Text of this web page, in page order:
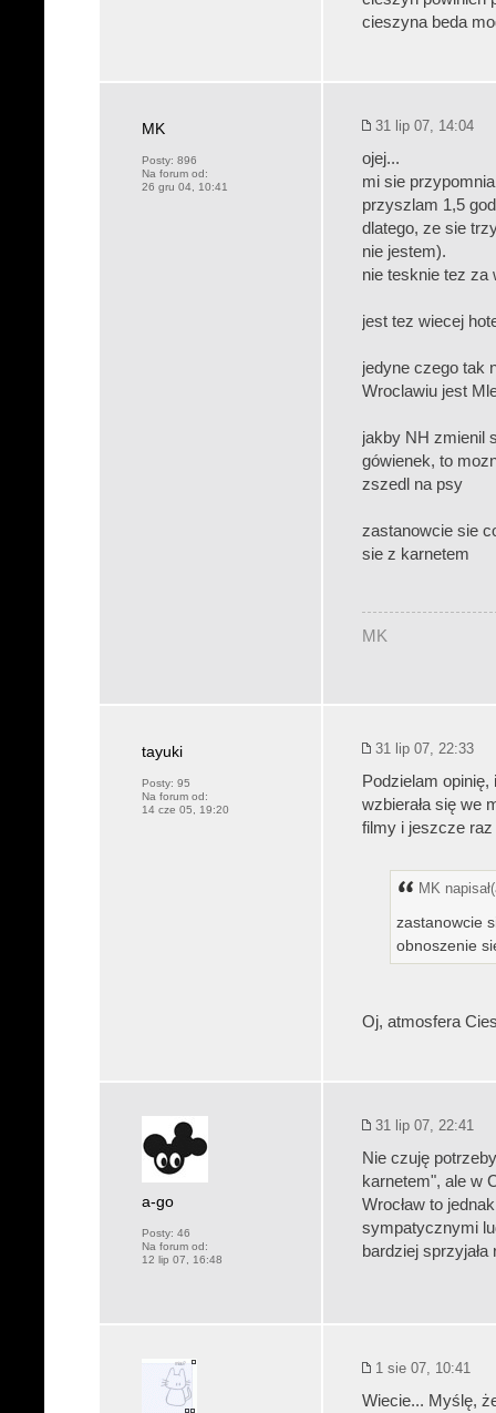
cieszyna beda
MK
Posty: 896
Na forum od:
26 gru 04, 10:41
31 lip 07, 14:04
ojej...
mi sie
przyszlam 1,5
dlatego, ze sie
nie jestem).
nie tesknie tez za
jest tez wiecej
jedyne czego tak
Wroclawiu jest
jakby NH zmienil
gówienek, to
zszedl na psy
zastanowcie sie
sie z karnetem
MK
tayuki
Posty: 95
Na forum od:
14 cze 05, 19:20
31 lip 07, 22:33
Podzielam
wzbierała się we
filmy i jeszcze raz
MK
zastanowcie
obnoszenie
Oj, atmosfera
a-go
Posty: 46
Na forum od:
12 lip 07, 16:48
31 lip 07, 22:41
Nie czuję
karnetem", ale w
Wrocław to
sympatycznymi
bardziej sprzyjała
1 sie 07, 10:41
Wiecie... Myślę,